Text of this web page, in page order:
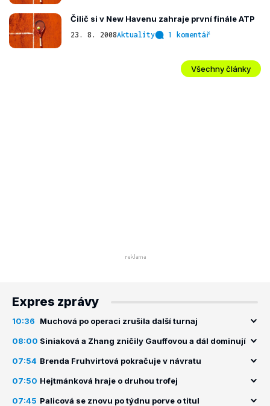
Čilič si v New Havenu zahraje první finále ATP
23. 8. 2008Aktuality 1 komentář
Všechny články
Expres zprávy
10:36 Muchová po operaci zrušila další turnaj
08:00 Siniaková a Zhang zničily Gauffovou a dál dominují
07:54 Brenda Fruhvirtová pokračuje v návratu
07:50 Hejtmánková hraje o druhou trofej
07:45 Palicová se znovu po týdnu porve o titul